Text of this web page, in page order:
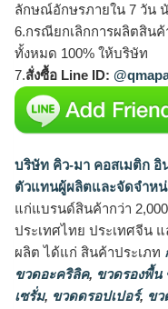
ลักษณ์อักษรภายใน 7 วัน
6.กรณียกเลิกการผลิตสิน
ทั้งหมด 100% ให้บริษัท
7.สั่งซื้อ Line ID:
บริษัท คิว-มา คอสเมติก อิ
ตัวแทนผู้ผลิตและจัดจำห
แก่แบรนด์สินค้ากว่า
ประเทศไทย ประเทศจีน
ผลิต ได้แก่ สินค้าประเภท
ขวดอะคริลิค, ขวดรองพื้น
เซรั่ม, ขวดดรอปเปอร์, ขว